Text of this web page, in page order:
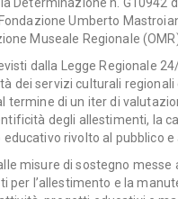
Umberto
Museale Regionale
dalla Legge Regionale
dei servizi culturali regionali
termine di un iter di
degli allestimenti, la
rivolto al pubblico e
misure di sostegno messe
per l’allestimento e la